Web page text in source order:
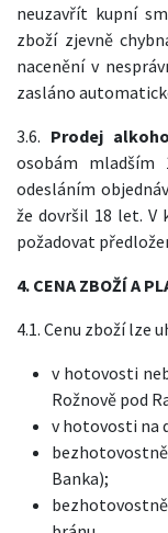
neuzavřít kupní
zboží zjevně
nacenění v
zasláno
3.6. Prodej
osobám mladším
odesláním
že dovršil 18 let. V
požadovat
4. CENA ZBOŽÍ A
4.1. Cenu zboží lze
v hotovosti
Rožnově pod
v hotovosti na
Banka);